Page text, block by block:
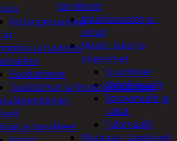
tarvikkeet
Maalikaukalot ja -
astiat
Maalit, lakat ja
ohentimet
Liuottimet
Metallimaalit
Spraymaalit ja
-lakat
Talomaalit
Muuraus, tapetointi
Astianpesuaineet
ja tuuletus
Suodattimet
Tuulettimet ja Ilmastointilaitteet
ja tarvikkeet